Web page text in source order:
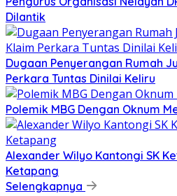
Dilantik
Dugaan Penyerangan Rumah
Perkara Tuntas Dinilai Keliru
Polemik MBG Dengan Oknum
Alexander Wilyo Kantongi SK
Ketapang
Selengkapnya